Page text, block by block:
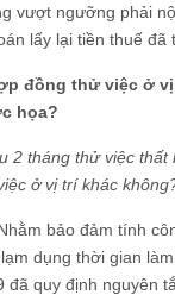
vượt ngưỡng phải
lấy lại tiền thuế đã
đồng thử việc ở
họa?
2 tháng thử việc thất
ở vị trí khác
bảo đảm tính
dụng thời gian
đã quy định nguyên